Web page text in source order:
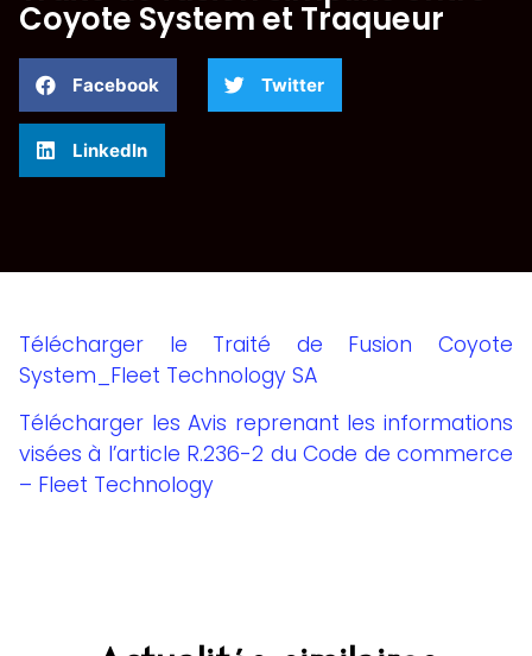
Coyote System et Traqueur
Facebook Twitter
LinkedIn
Télécharger le Traité de Fusion Coyote
System_Fleet Technology SA
Télécharger les Avis reprenant les informations
visées à l’article R.236-2 du Code de commerce
– Fleet Technology